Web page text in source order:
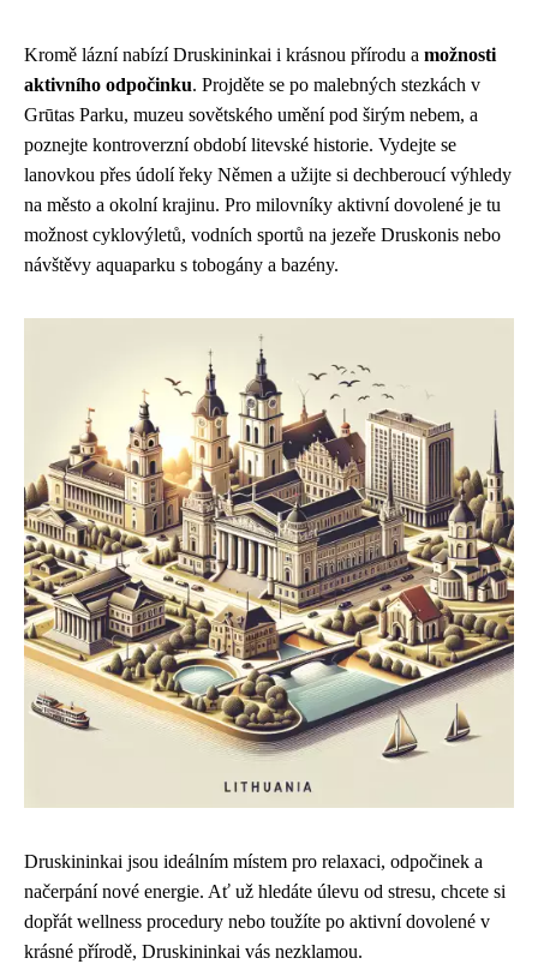
Kromě lázní nabízí Druskininkai i krásnou přírodu a možnosti
aktivního odpočinku. Projděte se po malebných stezkách v
Grūtas Parku, muzeu sovětského umění pod širým nebem, a
poznejte kontroverzní období litevské historie. Vydejte se
lanovkou přes údolí řeky Němen a užijte si dechberoucí výhledy
na město a okolní krajinu. Pro milovníky aktivní dovolené je tu
možnost cyklovýletů, vodních sportů na jezeře Druskonis nebo
návštěvy aquaparku s tobogány a bazény.
Druskininkai jsou ideálním místem pro relaxaci, odpočinek a
načerpání nové energie. Ať už hledáte úlevu od stresu, chcete si
dopřát wellness procedury nebo toužíte po aktivní dovolené v
krásné přírodě, Druskininkai vás nezklamou.